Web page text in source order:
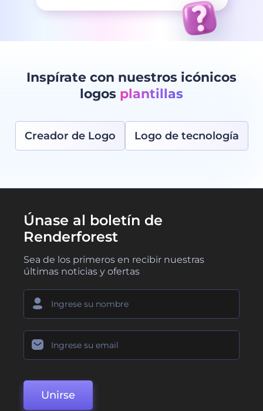
Inspírate con nuestros icónicos
logos plantillas
Creador de Logo Logo de tecnología
Únase al boletín de
Renderforest
Sea de los primeros en recibir nuestras
últimas noticias y ofertas
Unirse